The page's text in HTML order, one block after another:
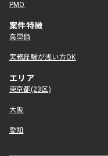
PMO
案件特徴
高単価
実務経験が浅い方OK
エリア
東京都(23区)
大阪
愛知